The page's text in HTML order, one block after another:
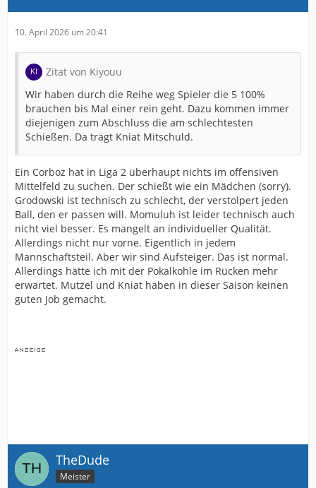
10. April 2026 um 20:41
Zitat von Kiyouu
Wir haben durch die Reihe weg Spieler die 5 100%
brauchen bis Mal einer rein geht. Dazu kommen immer
diejenigen zum Abschluss die am schlechtesten
Schießen. Da trägt Kniat Mitschuld.
Ein Corboz hat in Liga 2 überhaupt nichts im offensiven
Mittelfeld zu suchen. Der schießt wie ein Mädchen (sorry).
Grodowski ist technisch zu schlecht, der verstolpert jeden
Ball, den er passen will. Momuluh ist leider technisch auch
nicht viel besser. Es mangelt an individueller Qualität.
Allerdings nicht nur vorne. Eigentlich in jedem
Mannschaftsteil. Aber wir sind Aufsteiger. Das ist normal.
Allerdings hätte ich mit der Pokalkohle im Rücken mehr
erwartet. Mutzel und Kniat haben in dieser Saison keinen
guten Job gemacht.
TheDude
Meister